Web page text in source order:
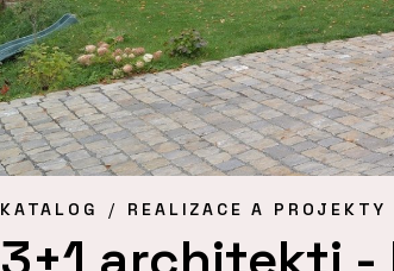
KATALOG REALIZACE A PROJEKTY